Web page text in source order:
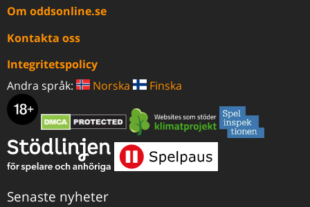
Om oddsonline.se
Kontakta oss
Integritetspolicy
Andra språk:
Norska Finska
Senaste nyheter